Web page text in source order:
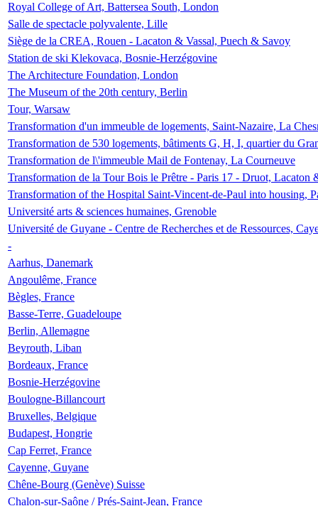
Royal College of Art, Battersea South, London
Salle de spectacle polyvalente, Lille
Siège de la CREA, Rouen - Lacaton & Vassal, Puech & Savoy
Station de ski Klekovaca, Bosnie-Herzégovine
The Architecture Foundation, London
The Museum of the 20th century, Berlin
Tour, Warsaw
Transformation d'un immeuble de logements, Saint-Nazaire, La
Transformation de 530 logements, bâtiments G, H, I, quartier du
Transformation de l\'immeuble Mail de Fontenay, La Courneuve
Transformation de la Tour Bois le Prêtre - Paris 17 - Druot, Lacaton
Transformation of the Hospital Saint-Vincent-de-Paul into housing,
Université arts & sciences humaines, Grenoble
Université de Guyane - Centre de Recherches et de Ressources,
-
Aarhus, Danemark
Angoulême, France
Bègles, France
Basse-Terre, Guadeloupe
Berlin, Allemagne
Beyrouth, Liban
Bordeaux, France
Bosnie-Herzégovine
Boulogne-Billancourt
Bruxelles, Belgique
Budapest, Hongrie
Cap Ferret, France
Cayenne, Guyane
Chêne-Bourg (Genève) Suisse
Chalon-sur-Saône / Prés-Saint-Jean, France